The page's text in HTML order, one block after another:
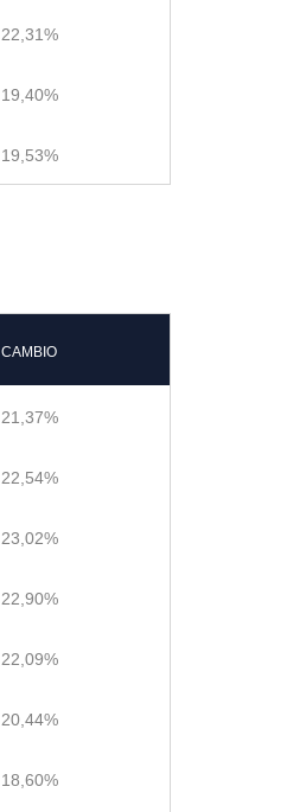
22,31%
19,40%
19,53%
CAMBIO
21,37%
22,54%
23,02%
22,90%
22,09%
20,44%
18,60%